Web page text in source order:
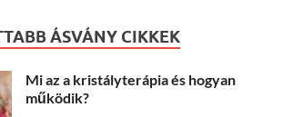
ÁSVÁNY CIKKEK
Mi az a kristályterápia és hogyan
működik?